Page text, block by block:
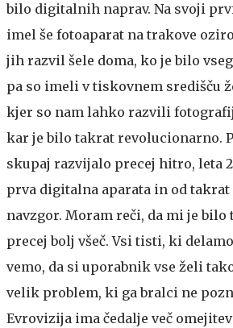
bilo digitalnih naprav. Na svoji
imel še fotoaparat na trakove
jih razvil šele doma, ko je bilo
pa so imeli v tiskovnem središču
kjer so nam lahko razvili
kar je bilo takrat revolucionarno.
skupaj razvijalo precej hitro, leta
prva digitalna aparata in od takrat
navzgor. Moram reči, da mi je bilo
precej bolj všeč. Vsi tisti, ki
vemo, da si uporabnik vse želi
velik problem, ki ga bralci ne
Evrovizija ima čedalje več